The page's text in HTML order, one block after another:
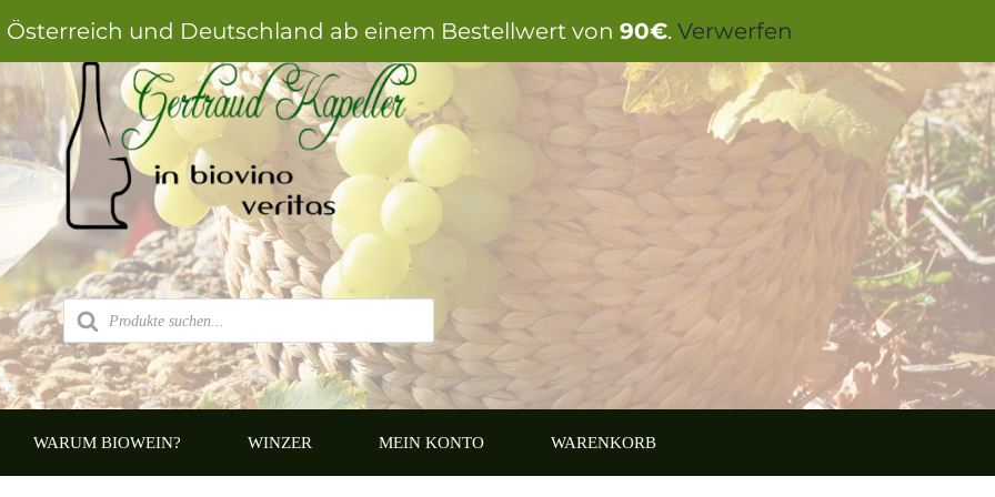
und Deutschland ab einem Bestellwert von 90€. Verwerfen
Products
search
WARUM BIOWEIN? WINZER MEIN KONTO WARENKORB